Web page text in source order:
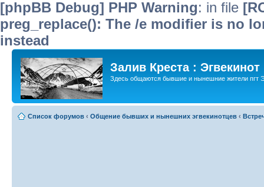
[phpBB Debug] PHP Warning: in file
preg_replace(): The /e modifier is no
instead
Залив Креста : Эгвекинот
Здесь общаются бывшие и нынешние жители пгт
Список форумов ‹ Общение бывших и нынешних эгвекинотцев ‹